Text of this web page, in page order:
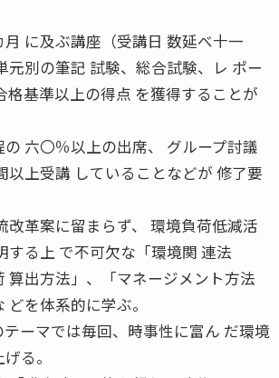
に及ぶ講座（受講日 数延べ十一
元別の筆記 試験、総合試験、レ ポー
格基準以上の得点 を獲得することが
六〇％以上の出席、 グループ討議
以上受講 していることなどが 修了要
改革案に留まらず、 環境負荷低減活
する上 で不可欠な「環境関 連法
算出方法」、「マネージメント方法
どを体系的に学ぶ。
ーマでは毎回、時事性に富ん だ環境
る。